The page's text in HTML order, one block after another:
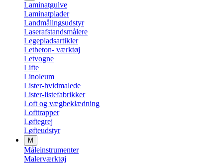
Laminatgulve
Laminatplader
Landmålingsudstyr
Laserafstandsmålere
Legepladsartikler
Letbeton- værktøj
Letvogne
Lifte
Linoleum
Lister-hvidmalede
Lister-listefabrikker
Loft og vægbeklædning
Lofttrapper
Løftegrej
Løfteudstyr
M
Måleinstrumenter
Malerværktøj